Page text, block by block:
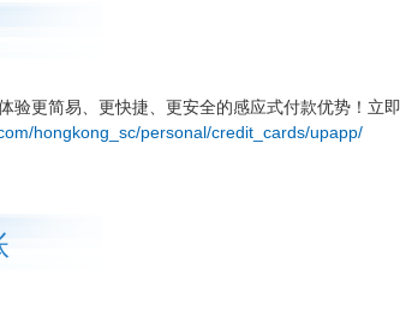
验更简易、更快捷、更安全的感应式付款优势！立
hongkong_sc/personal/credit_cards/upapp/